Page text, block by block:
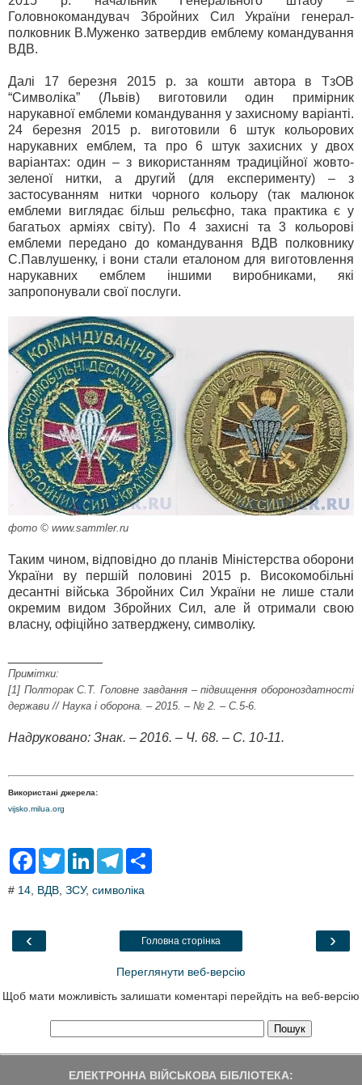
Головнокомандувач Збройних Сил України генерал-
полковник В.Муженко затвердив емблему командування
ВДВ.
Далі 17 березня 2015 р. за кошти автора в ТзОВ
“Символіка” (Львів) виготовили один примірник
нарукавної емблеми командування у захисному варіанті.
24 березня 2015 р. виготовили 6 штук кольорових
нарукавних емблем, та про 6 штук захисних у двох
варіантах: один – з використанням традиційної жовто-
зеленої нитки, а другий (для експерименту) – з
застосуванням нитки чорного кольору (так малюнок
емблеми виглядає більш рельєфно, така практика є у
багатьох арміях світу). По 4 захисні та 3 кольорові
емблеми передано до командування ВДВ полковнику
С.Павлушенку, і вони стали еталоном для виготовлення
нарукавних емблем іншими виробниками, які
запропонували свої послуги.
фото © www.sammler.ru
Таким чином, відповідно до планів Міністерства оборони
України ву першій половині 2015 р. Високомобільні
десантні війська Збройних Сил України не лише стали
окремим видом Збройних Сил, але й отримали свою
власну, офіційно затверджену, символіку.
Примітки:
[1] Полторак С.Т. Головне завдання – підвищення обороноздатності
держави // Наука і оборона. – 2015. – № 2. – С.5-6.
Надруковано: Знак. – 2016. – Ч. 68. – С. 10-11.
Використані джерела:
vijsko.milua.org
F
e
o
T
t
L
k
T
e
a
# 14 ВДВ ЗСУ, символіка
‹ ›
Головна сторінка
Переглянути веб-версію
Щоб мати можливість залишати коментарі перейдіть на веб-версію
ЕЛЕКТРОННА ВІЙСЬКОВА БІБЛІОТЕКА: